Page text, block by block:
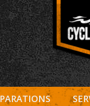
Entretien